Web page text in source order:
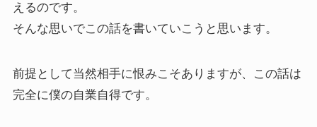
えるのです。
そんな思いでこの話を書いていこうと思います。
前提として当然相手に恨みこそありますが、この話は
完全に僕の自業自得です。